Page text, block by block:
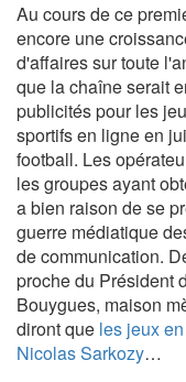
Au cours de ce
encore une
d'affaires sur toute
que la chaîne serait
publicités pour les
sportifs en ligne en
football. Les
les groupes ayant
a bien raison de se
guerre médiatique
de communication.
proche du Président
Bouygues, maison
diront que les jeux
Nicolas Sarkozy…